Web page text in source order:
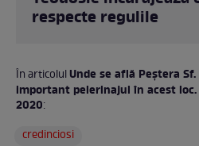
respecte regulile
În articolulUnde se află Peștera
important pelerinajul în acest
2020:
credinciosi